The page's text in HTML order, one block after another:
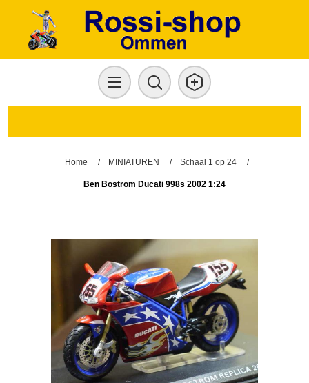
Home / MINIATUREN / Schaal 1 op 24 /
Ben Bostrom Ducati 998s 2002 1:24